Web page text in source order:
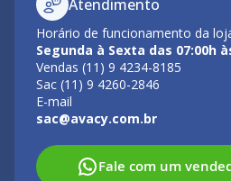
Atendimento
Horário de funcionamento da
Segunda à Sexta das 07:00h
Vendas (11) 9 4234-8185
Sac (11) 9 4260-2846
E-mail
sac@avacy.com.br
Fale com um